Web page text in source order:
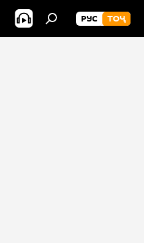
РУС ТОҶ